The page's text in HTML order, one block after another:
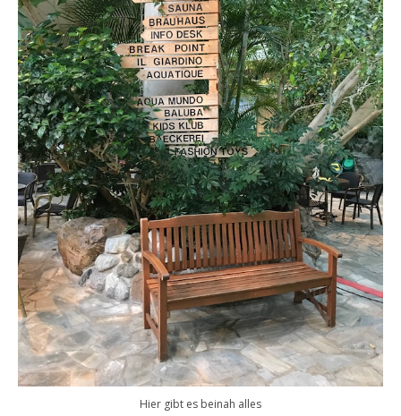
Hier gibt es beinah alles